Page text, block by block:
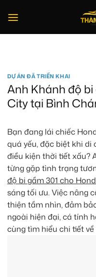
qua
DỰ ÁN ĐÃ TRIỂN KHAI
Anh Khánh độ
City tại Bình
Bạn đang lái chiếc
quá yếu, đặc biệt khi di
điều kiện thời tiết xấu?
từng gặp tình trạng
độ bi gầm 301 cho
sáng tối ưu. Việc nâng
thiện tầm nhìn, đảm
ngoài hiện đại, cá tính
cùng tìm hiểu chi tiết